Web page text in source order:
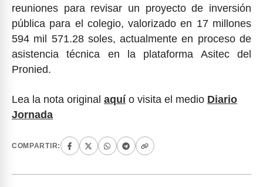
reuniones para revisar un proyecto de inversión
pública para el colegio, valorizado en 17 millones
594 mil 571.28 soles, actualmente en proceso de
asistencia técnica en la plataforma Asitec del
Pronied.
Lea la nota original aquío visita el medio Diario
Jornada
COMPARTIR: